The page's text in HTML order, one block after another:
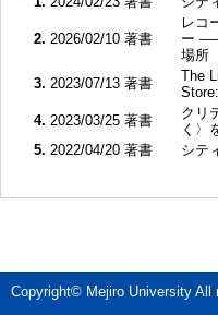
2. 2026/02/10 著書
レコ
ー
場所
3. 2023/07/13 著書
The
4. 2023/03/25 著書
クリ
く〉
5. 2022/04/20 著書
シテ
2022/09～
Copyright© Mejiro University All